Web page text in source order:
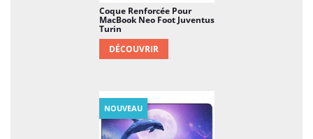
Coque Renforcée Pour
MacBook Neo Foot Juventus
Turin
DÉCOUVRIR
NOUVEAU